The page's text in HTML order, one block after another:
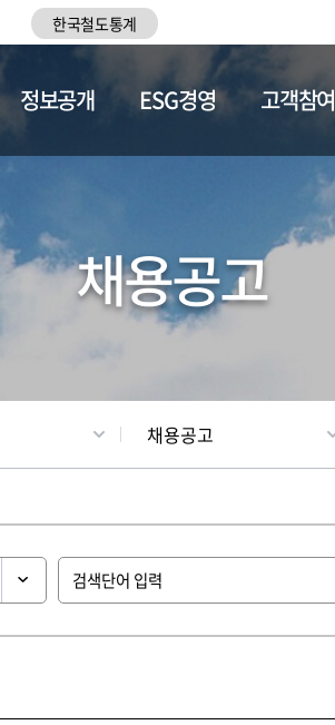
한국철도통계
정보공개 ESG경영 고객참여
채용공고
채용공고